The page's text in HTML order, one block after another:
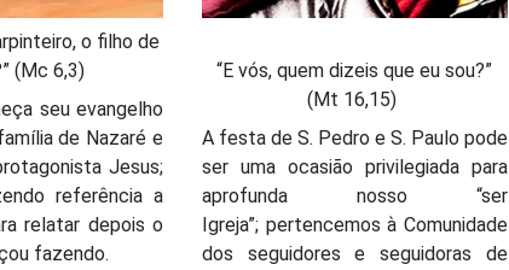
o filho de
(Mc 6,3)
seu evangelho
de Nazaré e
Jesus;
referência a
relatar depois o
fazendo.
“E vós, quem dizeis que eu sou?”
(Mt 16,15)
A festa de S. Pedro e S. Paulo pode
ser uma ocasião privilegiada para
aprofunda nosso “ser
Igreja”; pertencemos à Comunidade
dos seguidores e seguidoras de